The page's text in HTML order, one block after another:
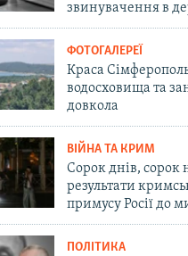
звинувачення в
ФОТОГАЛЕРЕЇ
Краса
водосховища та
довкола
ВІЙНА ТА КРИМ
Сорок днів, сорок
результати
примусу Росії до
ПОЛІТИКА